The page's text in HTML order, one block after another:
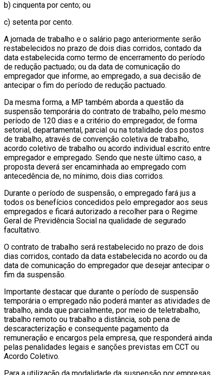
b) cinquenta por cento; ou
c) setenta por cento.
A jornada de trabalho e o salário pago anteriormente serão
restabelecidos no prazo de dois dias corridos, contado da
data estabelecida como termo de encerramento do período
de redução pactuado; ou da data de comunicação do
empregador que informe, ao empregado, a sua decisão de
antecipar o fim do período de redução pactuado.
Da mesma forma, a MP também aborda a questão da
suspensão temporária do contrato de trabalho, pelo mesmo
período de 120 dias e a critério do empregador, de forma
setorial, departamental, parcial ou na totalidade dos postos
de trabalho, através de convenção coletiva de trabalho,
acordo coletivo de trabalho ou acordo individual escrito entre
empregador e empregado. Sendo que neste último caso, a
proposta deverá ser encaminhada ao empregado com
antecedência de, no mínimo, dois dias corridos.
Durante o período de suspensão, o empregado fará jus a
todos os benefícios concedidos pelo empregador aos seus
empregados e ficará autorizado a recolher para o Regime
Geral de Previdência Social na qualidade de segurado
facultativo.
O contrato de trabalho será restabelecido no prazo de dois
dias corridos, contado da data estabelecida no acordo ou da
data de comunicação do empregador que desejar antecipar o
fim da suspensão.
Importante destacar que durante o período de suspensão
temporária o empregado não poderá manter as atividades de
trabalho, ainda que parcialmente, por meio de teletrabalho,
trabalho remoto ou trabalho a distância, sob pena de
descaracterização e consequente pagamento da
remuneração e encargos pela empresa, que responderá ainda
pelas penalidades legais e sanções previstas em CCT ou
Acordo Coletivo.